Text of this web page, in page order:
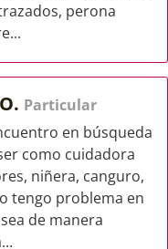
perona
Particular
en búsqueda
como cuidadora
niñera, canguro,
tengo problema en
de manera